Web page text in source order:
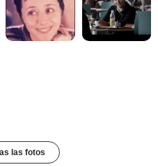
las fotos